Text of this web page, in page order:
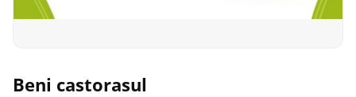
Beni castorasul